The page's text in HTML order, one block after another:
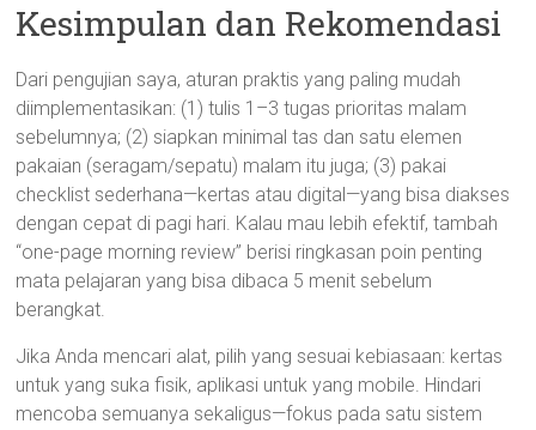
Kesimpulan dan Rekomendasi
Dari pengujian saya, aturan praktis yang paling mudah
diimplementasikan: (1) tulis 1–3 tugas prioritas malam
sebelumnya; (2) siapkan minimal tas dan satu elemen
pakaian (seragam/sepatu) malam itu juga; (3) pakai
checklist sederhana—kertas atau digital—yang bisa diakses
dengan cepat di pagi hari. Kalau mau lebih efektif, tambah
“one-page morning review” berisi ringkasan poin penting
mata pelajaran yang bisa dibaca 5 menit sebelum
berangkat.
Jika Anda mencari alat, pilih yang sesuai kebiasaan: kertas
untuk yang suka fisik, aplikasi untuk yang mobile. Hindari
mencoba semuanya sekaligus—fokus pada satu sistem